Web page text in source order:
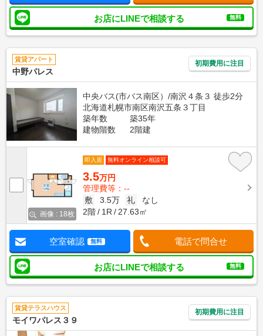
お店にLINEで相談する 無料
賃貸アパート
中野パレス
初期費用に注目
中央バス(市バス南区）/南沢４条３ 徒歩2分
北海道札幌市南区南沢五条３丁目
築年数
築35年
建物階数
2階建
画像 : 18枚
即入居 無料オンライン相談可
3.5万円
管理費等：--
敷
3.5万 礼
なし
2階
1R 27.63㎡
空室確認 無料 電話で問合せ
お店にLINEで相談する 無料
賃貸テラスハウス
モイワパレス３９
初期費用に注目